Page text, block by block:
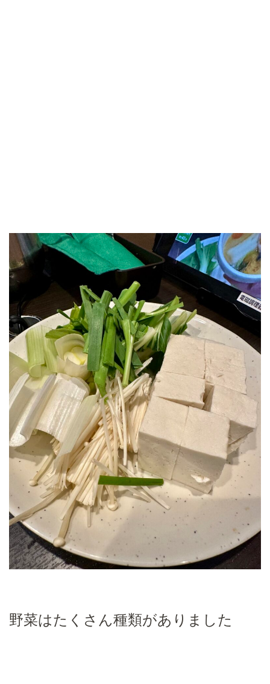
野菜はたくさん種類がありました